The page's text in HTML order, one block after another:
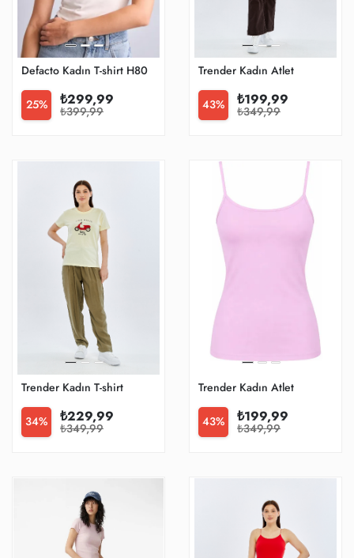
Defacto Kadın T-shirt H8076ax/wt32
25% ₺299,99
₺399,99
Trender Kadın Atlet
43% ₺199,99
₺349,99
Trender Kadın T-shirt
34% ₺229,99
₺349,99
Trender Kadın Atlet
43% ₺199,99
₺349,99